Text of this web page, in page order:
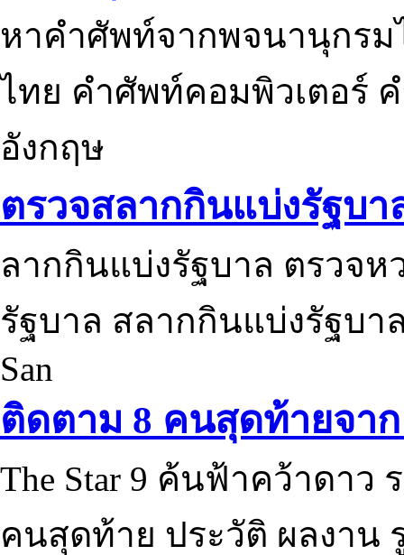
หาคำศัพท์จากพจนานุกรม
ไทย คำศัพท์คอมพิวเตอร์
อังกฤษ
ตรวจสลากกินแบ่งรัฐบา
ลากกินแบ่งรัฐบาล ตรวจ
รัฐบาล สลากกินแบ่งรัฐบา
San
ติดตาม 8 คนสุดท้ายจาก
The Star 9 ค้นฟ้าคว้าดาว
คนสุดท้าย ประวัติ ผลงาน